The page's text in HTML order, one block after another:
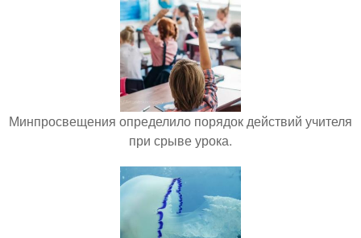
Минпросвещения определило порядок действий учителя
при срыве урока.